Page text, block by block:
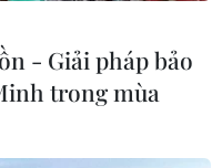
buộc phải giành
Indonesia sẽ để
trong 2 trận đấu tới.
- Giải pháp bảo
trong mùa